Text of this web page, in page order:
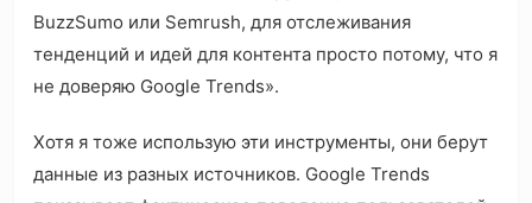
BuzzSumo или Semrush, для отслеживания
тенденций и идей для контента просто потому, что я
не доверяю Google Trends».
Хотя я тоже использую эти инструменты, они берут
данные из разных источников. Google Trends